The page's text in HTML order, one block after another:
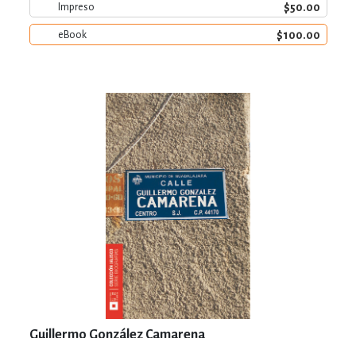
Impreso $50.00
eBook $100.00
Guillermo González Camarena